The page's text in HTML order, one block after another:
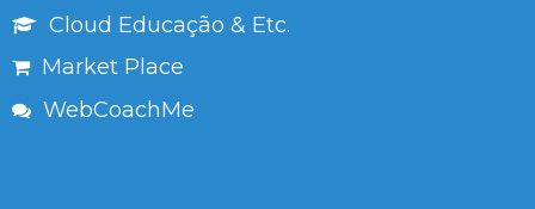
Cloud Educação & Etc.
Market Place
WebCoachMe